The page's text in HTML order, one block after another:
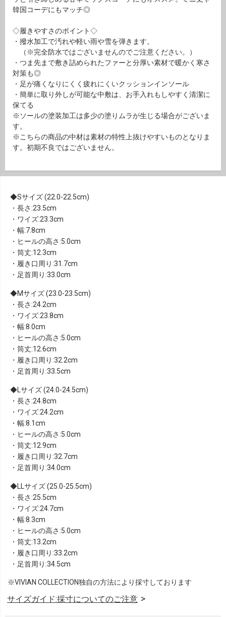
韓国コーデにもマッチ◎
◇履きやすさのポイント◇
・撥水加工で汚れや軽い雨や雪を弾きます。
（※完全防水ではございませんのでご注意ください。）
・つま先まで敷き詰められたファーと分厚い素材で暖かく寒さ
対策も◎
・足が痛くなりにくく疲れにくいクッションインソール
・簡単に取り外しが可能な中敷は、お手入れもしやすく清潔に
保てる
※ソールの塗装加工は多少の塗りムラが生じる場合がございま
す。
※こちらの商品の中材は素材の特性上抜けやすいものとなりま
す。初期不良ではございません。
Sサイズ (22.0-22.5cm)
・長さ:23.5cm
・ワイズ:23.3cm
・幅:7.8cm
・ヒールの高さ:5.0cm
・筒丈:12.3cm
・履き口周り:31.7cm
・足首周り:33.0cm
Mサイズ (23.0-23.5cm)
・長さ:24.2cm
・ワイズ:23.8cm
・幅:8.0cm
・ヒールの高さ:5.0cm
・筒丈:12.6cm
・履き口周り:32.2cm
・足首周り:33.5cm
Lサイズ (24.0-24.5cm)
・長さ:24.8cm
・ワイズ:24.2cm
・幅:8.1cm
・ヒールの高さ:5.0cm
・筒丈:12.9cm
・履き口周り:32.7cm
・足首周り:34.0cm
LLサイズ (25.0-25.5cm)
・長さ:25.5cm
・ワイズ:24.7cm
・幅:8.3cm
・ヒールの高さ:5.0cm
・筒丈:13.2cm
・履き口周り:33.2cm
・足首周り:34.5cm
※VIVIAN COLLECTION独自の方法により採寸しております
サイズガイド:採寸についてのご注意